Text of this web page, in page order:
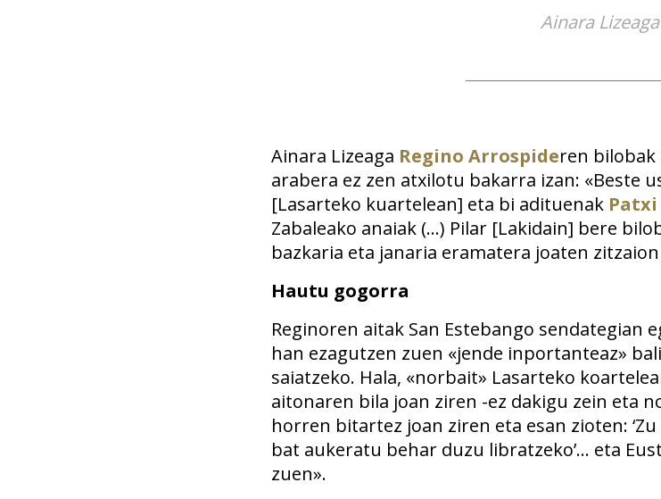
Ainara Lizeaga
Ainara Lizeaga Regino Arrospideren
arabera ez zen atxilotu bakarra izan: «Beste
[Lasarteko kuartelean] eta bi adituenak Patxi
Zabaleako anaiak (…) Pilar [Lakidain] bere
bazkaria eta janaria eramatera joaten
Hautu gogorra
Reginoren aitak San Estebango sendategian
han ezagutzen zuen «jende inportanteaz»
saiatzeko. Hala, «norbait» Lasarteko
aitonaren bila joan ziren -ez dakigu zein eta
horren bitartez joan ziren eta esan zioten:
bat aukeratu behar duzu libratzeko’… eta
zuen».